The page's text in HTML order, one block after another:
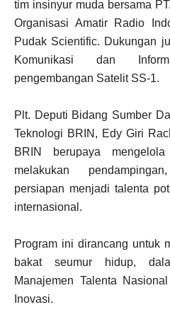
tim insinyur muda bersama
Organisasi Amatir Radio
Pudak Scientific. Dukungan
Komunikasi dan
pengembangan Satelit SS-1.
Plt. Deputi Bidang Sumber
Teknologi BRIN, Edy Giri
BRIN berupaya
melakukan
persiapan menjadi talenta
internasional.
Program ini dirancang untuk
bakat seumur hidup,
Manajemen Talenta
Inovasi.